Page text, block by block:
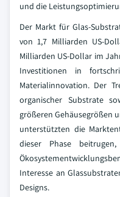
und die
Der Markt für Glas-
von 1,7 Milliarden US-
Milliarden US-Dollar im
Investitionen in
Materialinnovation. Der
organischer Substrate
größeren Gehäusegrößen
unterstützten die
dieser Phase
Interesse an
Designs.